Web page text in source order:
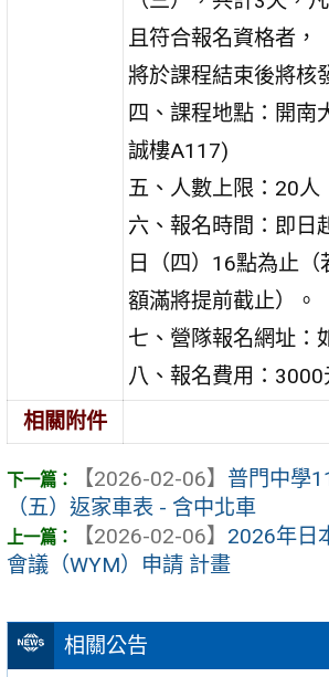
相關公告
且符合報名資格者，
將於課程結束後將核
四、課程地點：開南
誠樓A117)
五、人數上限：20人
六、報名時間：即日
日（四）16點為止（
額滿將提前截止）。
七、營隊報名網址：
八、報名費用：3000
相關附件
【2026-02-06】 普門中學
（五）返家車表 - 含中北車
【2026-02-06】 2026年日
會議（WYM）申請 計畫